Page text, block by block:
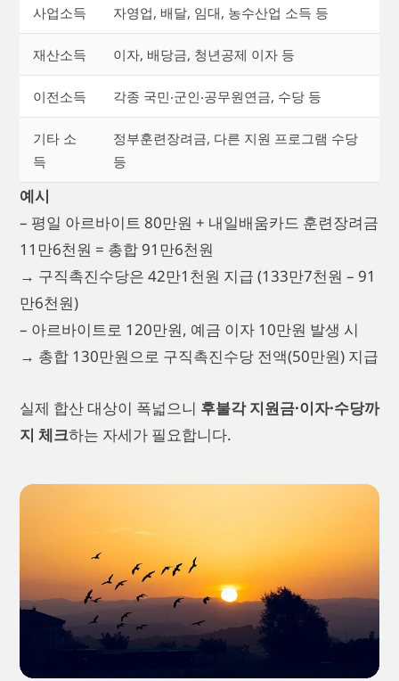
사업소득 자영업, 배달, 임대, 농수산업 소득 등
재산소득 이자, 배당금, 청년공제 이자 등
이전소득 각종 국민‧군인‧공무원연금, 수당 등
기타 소
득
정부훈련장려금, 다른 지원 프로그램 수당
등
예시
– 평일 아르바이트 80만원 + 내일배움카드 훈련장려금
11만6천원 = 총합 91만6천원
→ 구직촉진수당은 42만1천원 지급 (133만7천원 – 91
만6천원)
– 아르바이트로 120만원, 예금 이자 10만원 발생 시
→ 총합 130만원으로 구직촉진수당 전액(50만원) 지급
실제 합산 대상이 폭넓으니 후불각 지원금·이자·수당까
지 체크하는 자세가 필요합니다.